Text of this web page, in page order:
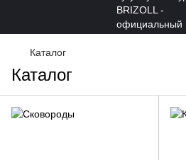
Каталог
Каталог